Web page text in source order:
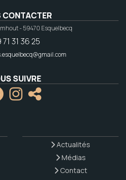
CONTACTER
- 59470 Esquelbecq
71 31 36 25
SUIVRE
Actualités
Médias
Contact